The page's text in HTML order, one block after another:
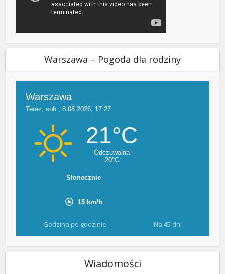
Warszawa – Pogoda dla rodziny
Godzina po godzinie Na 45 dni
Wiadomości